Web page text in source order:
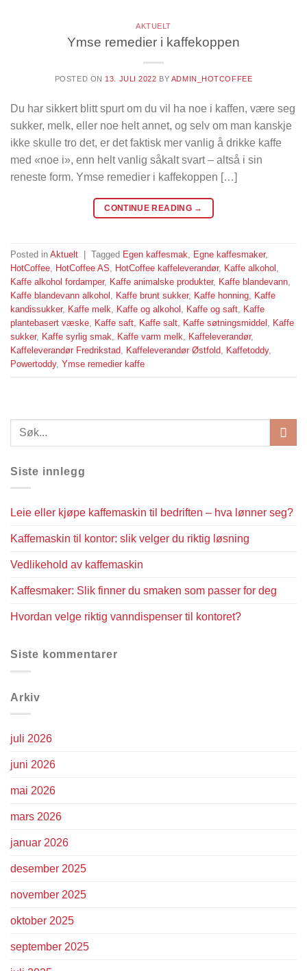
AKTUELT
Ymse remedier i kaffekoppen
POSTED ON 13. JULI 2022 BY ADMIN_HOTCOFFEE
Du har sikkert blitt spurt om du vil ha noe i kaffen, være seg
sukker, melk, eller noe helt annet, og selv om man kanskje
ikke skulle tro det, er det faktisk mer vanlig å drikke kaffe
med «noe i», enn helt vanlig såkalt svart – altså i sin
reneste form. Ymse remedier i kaffekoppen […]
CONTINUE READING →
Posted in Aktuelt Tagged Egen kaffesmak Egne kaffesmaker,
HotCoffee
HotCoffee AS HotCoffee kaffeleverandør, Kaffe alkohol
Kaffe alkohol fordamper, Kaffe animalske produkter, Kaffe blandevann
Kaffe blandevann alkohol
Kaffe brunt sukker, Kaffe honning
Kaffe
kandissukker, Kaffe melk Kaffe og alkohol Kaffe og saft
Kaffe
plantebasert væske
Kaffe saft Kaffe salt Kaffe søtningsmiddel
Kaffe
sukker, Kaffe syrlig smak Kaffe varm melk Kaffeleverandør,
Kaffeleverandør Fredrikstad
Kaffeleverandør Østfold Kaffetoddy,
Powertoddy, Ymse remedier kaffe
Siste innlegg
Leie eller kjøpe kaffemaskin til bedriften – hva lønner seg?
Kaffemaskin til kontor: slik velger du riktig løsning
Vedlikehold av kaffemaskin
Kaffesmaker: Slik finner du smaken som passer for deg
Hvordan velge riktig vanndispenser til kontoret?
Siste kommentarer
Arkiv
juli 2026
juni 2026
mai 2026
mars 2026
januar 2026
desember 2025
november 2025
oktober 2025
september 2025